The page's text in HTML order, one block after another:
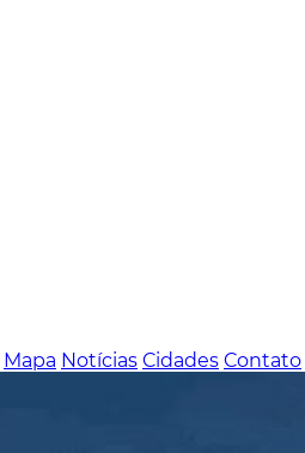
Mapa Notícias Cidades Contato